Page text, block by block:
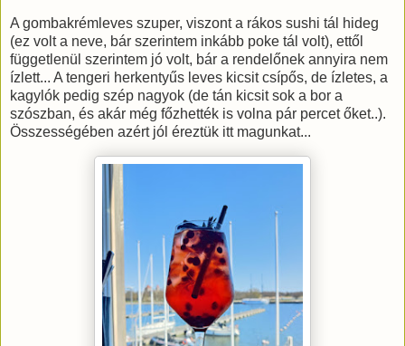
A gombakrémleves szuper, viszont a rákos sushi tál hideg
(ez volt a neve, bár szerintem inkább poke tál volt), ettől
függetlenül szerintem jó volt, bár a rendelőnek annyira nem
ízlett... A tengeri herkentyűs leves kicsit csípős, de ízletes, a
kagylók pedig szép nagyok (de tán kicsit sok a bor a
szószban, és akár még főzhették is volna pár percet őket..).
Összességében azért jól éreztük itt magunkat...